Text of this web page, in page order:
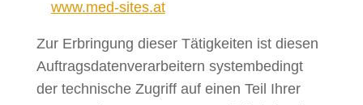
www.med-sites.at
Zur Erbringung dieser Tätigkeiten ist diesen
Auftragsdatenverarbeitern systembedingt
der technische Zugriff auf einen Teil Ihrer